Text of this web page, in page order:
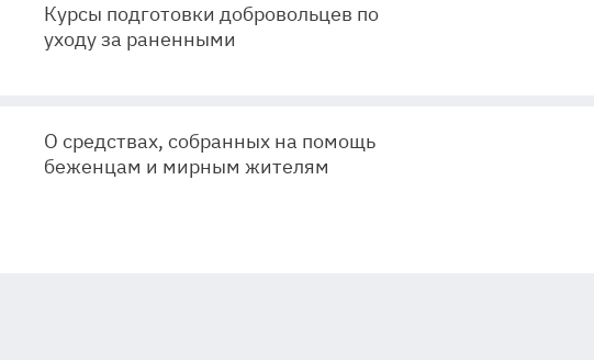
Курсы подготовки добровольцев по
уходу за раненными
О средствах, собранных на помощь
беженцам и мирным жителям